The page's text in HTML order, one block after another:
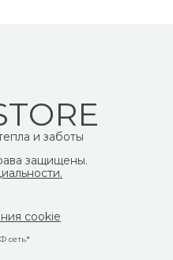
cookie
защищены.
сеть*
и заботы